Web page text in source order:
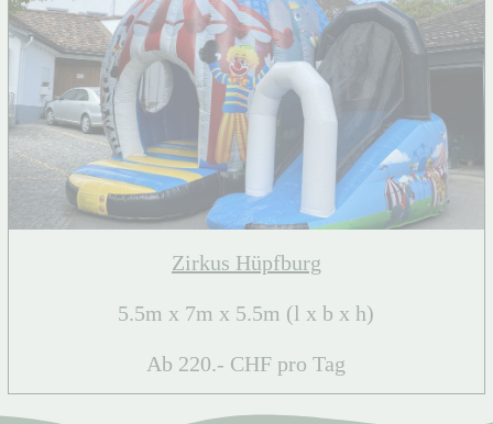
Zirkus Hüpfburg
5.5m x 7m x 5.5m (l x b x h)
Ab 220.- CHF pro Tag